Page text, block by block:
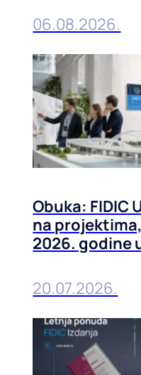
2026. u
06.08.2026.
Obuka: FIDIC
na
2026. godine
20.07.2026.